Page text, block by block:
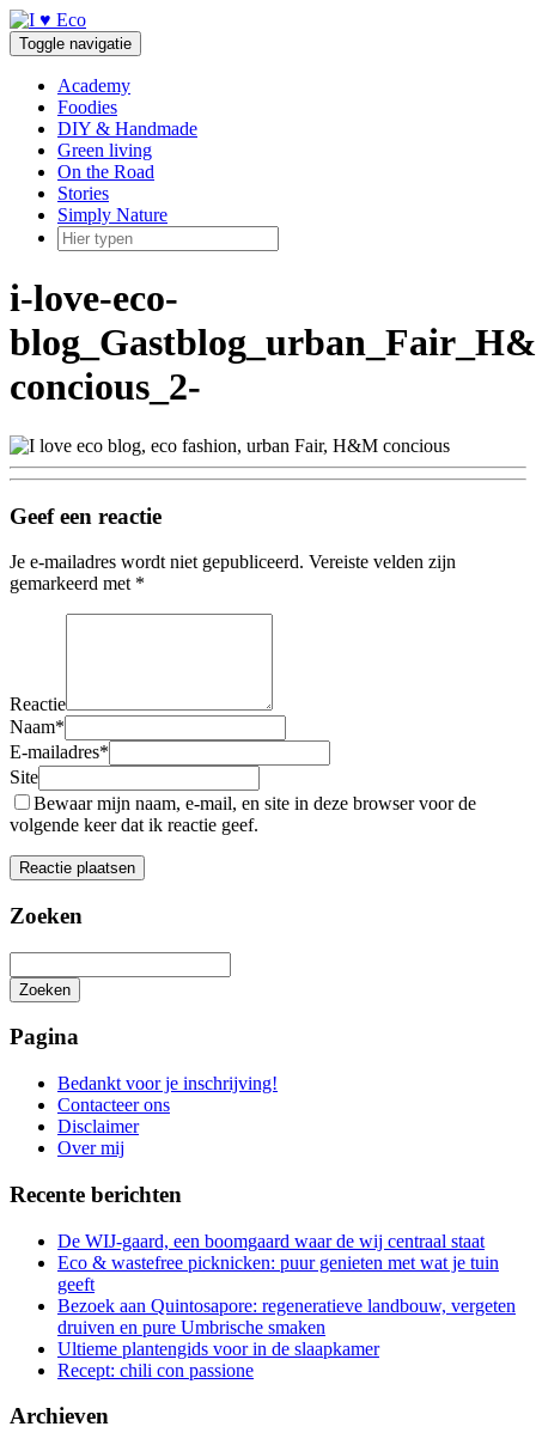
Doorgaan
naar
inhoud
Toggle navigatie
Academy
Foodies
DIY & Handmade
Green living
On the Road
Stories
Simply Nature
i-love-eco-
concious_2-
Geef een reactie
Je e-mailadres wordt niet gepubliceerd. Vereiste velden zijn
gemarkeerd met *
Reactie
Naam*
E-mailadres*
Site
Bewaar mijn naam, e-mail, en site in deze browser voor de
volgende keer dat ik reactie geef.
Zoeken
Zoeken
zoeken
Pagina
Bedankt voor je inschrijving!
Contacteer ons
Disclaimer
Over mij
Recente berichten
De WIJ-gaard, een boomgaard waar de wij centraal staat
Eco & wastefree picknicken: puur genieten met wat je tuin
geeft
Bezoek aan Quintosapore: regeneratieve landbouw, vergeten
druiven en pure Umbrische smaken
Ultieme plantengids voor in de slaapkamer
Recept: chili con passione
Archieven